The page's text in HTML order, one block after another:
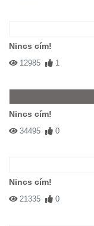
Nincs cím!
12985 1
Nincs cím!
34495 0
Nincs cím!
21335 0